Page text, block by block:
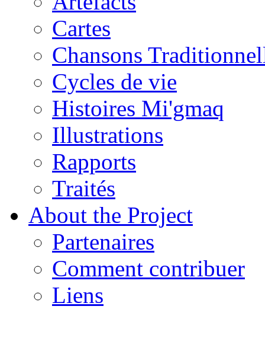
Cartes
Chansons
Cycles de vie
Histoires Mi'gmaq
Illustrations
Rapports
Traités
About the Project
Partenaires
Comment contribuer
Liens